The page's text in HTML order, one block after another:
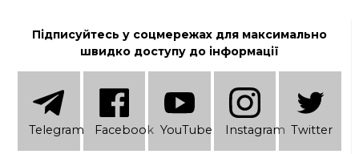
Підписуйтесь у соцмережах для максимально
швидко доступу до інформації
Telеgram Facebook YouTube Instagram Twitter